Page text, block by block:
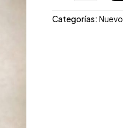
Categorías: Nuevo